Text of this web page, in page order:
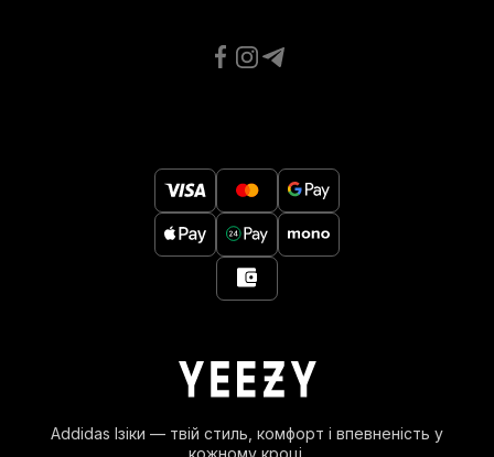
Addidas Ізіки — твій стиль, комфорт і впевненість у
кожному кроці.